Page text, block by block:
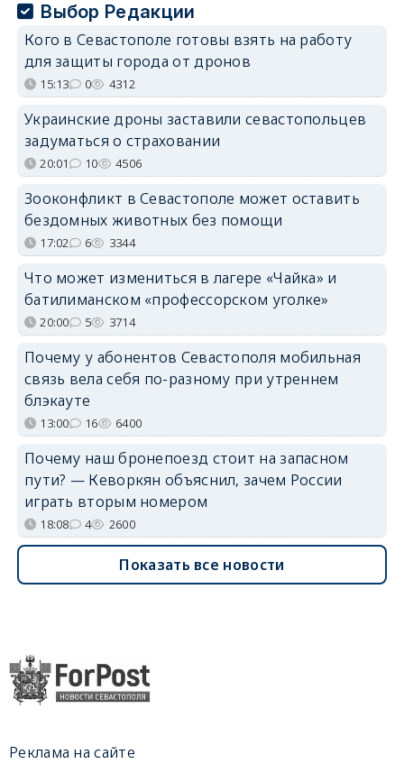
Выбор Редакции
Кого в Севастополе готовы взять на работу
для защиты города от дронов
15:13 0 4312
Украинские дроны заставили севастопольцев
задуматься о страховании
20:01 10 4506
Зооконфликт в Севастополе может оставить
бездомных животных без помощи
17:02 6 3344
Что может измениться в лагере «Чайка» и
батилиманском «профессорском уголке»
20:00 5 3714
Почему у абонентов Севастополя мобильная
связь вела себя по-разному при утреннем
блэкауте
13:00 16 6400
Почему наш бронепоезд стоит на запасном
пути? — Кеворкян объяснил, зачем России
играть вторым номером
18:08 4 2600
Показать все новости
Реклама на сайте